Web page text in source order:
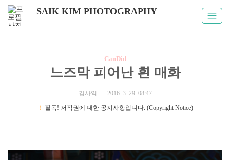
SAIK KIM PHOTOGRAPHY
CanDid
느즈막 피어난 흰 매화
김사익
2016. 3. 29. 08:47
！
필독! 저작권에 대한 공지사항입니다. (Copyright Notice)